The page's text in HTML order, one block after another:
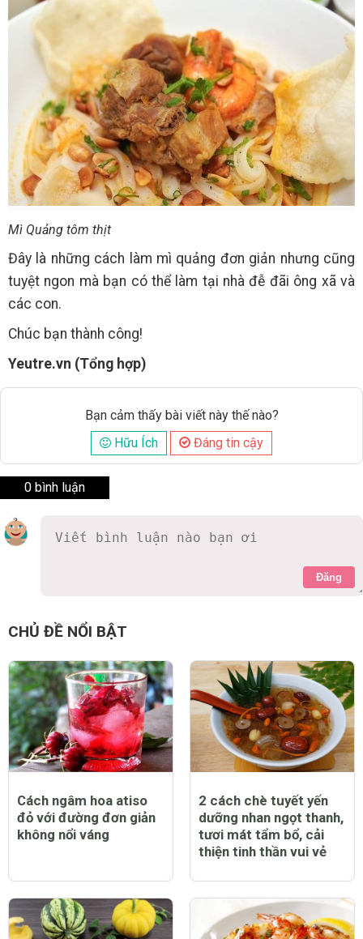
Mì Quảng tôm thịt
Đây là những cách làm mì quảng đơn giản nhưng cũng
tuyệt ngon mà bạn có thể làm tại nhà đễ đãi ông xã và
các con.
Chúc bạn thành công!
Yeutre.vn (Tổng hợp)
Bạn cảm thấy bài viết này thế nào?
Hữu Ích
Đáng tin cậy
0 bình luận
Đăng
CHỦ ĐỀ NỔI BẬT
Cách ngâm hoa atiso
đỏ với đường đơn giản
không nổi váng
2 cách chè tuyết yến
dưỡng nhan ngọt thanh,
tươi mát tẩm bổ, cải
thiện tinh thần vui vẻ